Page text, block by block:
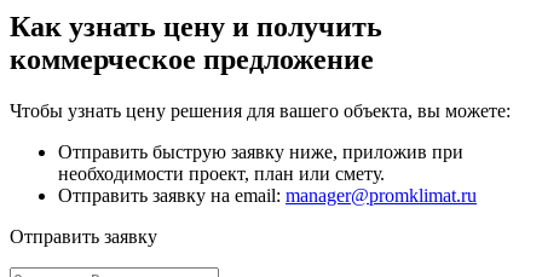
Как узнать цену и получить
коммерческое предложение
Чтобы узнать цену решения для вашего объекта, вы можете:
Отправить быструю заявку ниже, приложив при
необходимости проект, план или смету.
Отправить заявку на email: manager@promklimat.ru
Отправить заявку